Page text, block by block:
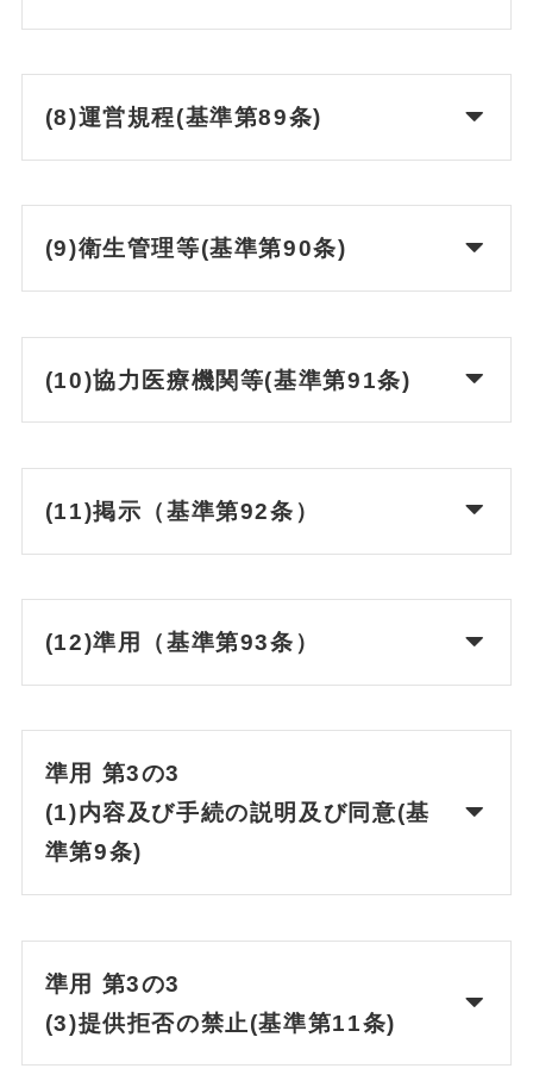
(8)運営規程(基準第89条)
(9)衛生管理等(基準第90条)
(10)協力医療機関等(基準第91条)
(11)掲示（基準第92条）
(12)準用（基準第93条）
準用 第3の3
(1)内容及び手続の説明及び同意(基
準第9条)
準用 第3の3
(3)提供拒否の禁止(基準第11条)